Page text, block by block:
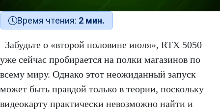
Время чтения: 2 мин.
Забудьте о «второй половине июля», RTX 5050
уже сейчас пробирается на полки магазинов по
всему миру. Однако этот неожиданный запуск
может быть правдой только в теории, поскольку
видеокарту практически невозможно найти и